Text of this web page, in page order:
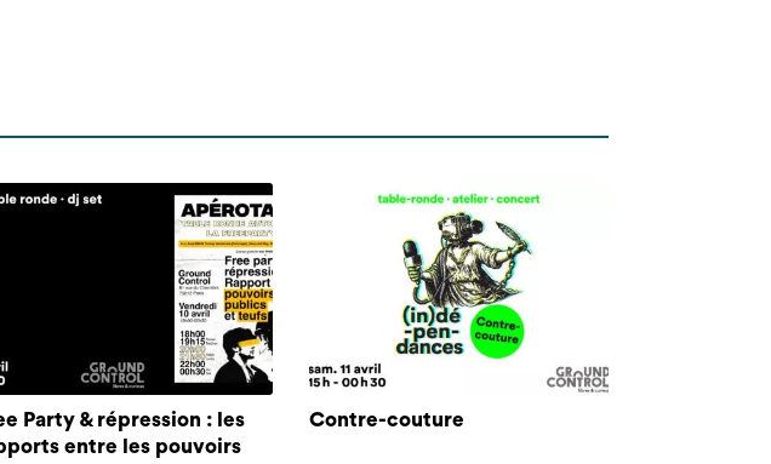
Party & répression : les
entre les pouvoirs
Contre-couture